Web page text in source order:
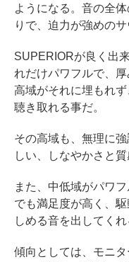
ようになる。音の全
りで、迫力が強めのサ
SUPERIORが良く出
れだけパワフルで、
高域がそれに埋もれ
聴き取れる事だ。
その高域も、無理に
しい、しなやかさと
また、中低域がパワ
でも満足度が高く、
しめる音を出してく
傾向としては、モニ